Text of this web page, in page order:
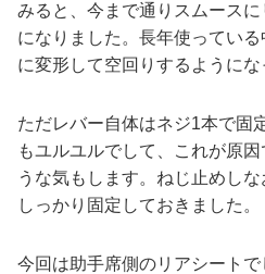
みると、今まで通りスムース
になりました。長年使ってい
に変形して空回りするようにな
ただレバー自体はネジ1本で固
もユルユルでして、これが原
うな気もします。ねじ止めし
しっかり固定しておきました。
今回は助手席側のリアシート